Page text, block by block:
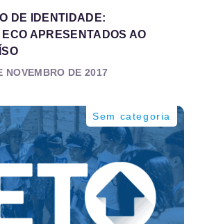
DE IDENTIDADE:
APRESENTADOS AO
NOVEMBRO DE 2017
Sem categoria